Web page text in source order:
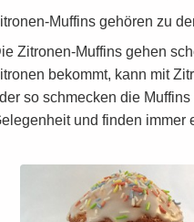
Muffins gehören zu
Zitronen-Muffins gehen
bekommt, kann mit
so schmecken die
und finden immer